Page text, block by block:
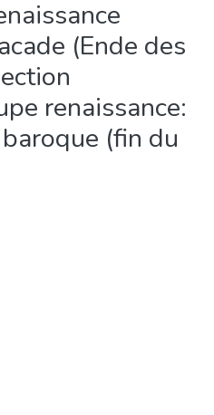
(Ende des
renaissance:
(fin du